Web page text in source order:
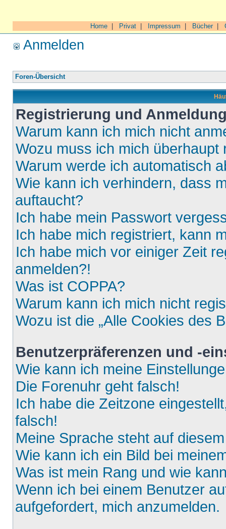
Home Privat Impressum Bücher|
Anmelden
Foren-Übersicht
Registrierung und
Warum kann ich mich nicht
Wozu muss ich mich überhaupt
Warum werde ich automatisch
Wie kann ich verhindern, dass
auftaucht?
Ich habe mein Passwort
Ich habe mich registriert, kann
Ich habe mich vor einiger Zeit
anmelden?!
Was ist COPPA?
Warum kann ich mich nicht
Wozu ist die „Alle Cookies des
Benutzerpräferenzen und -
Wie kann ich meine
Die Forenuhr geht falsch!
Ich habe die Zeitzone
falsch!
Meine Sprache steht auf
Wie kann ich ein Bild bei
Was ist mein Rang und wie
Wenn ich bei einem Benutzer
aufgefordert, mich anzumelden.